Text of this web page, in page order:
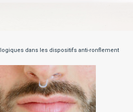
dans les dispositifs anti-ronflement